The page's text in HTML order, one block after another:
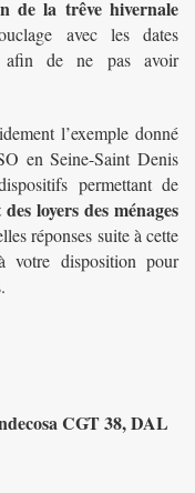
de la trêve hivernale
avec les dates
afin de ne pas avoir
l’exemple donné
en Seine-Saint Denis
permettant de
loyers des ménages
réponses suite à cette
votre disposition pour
CGT 38, DAL